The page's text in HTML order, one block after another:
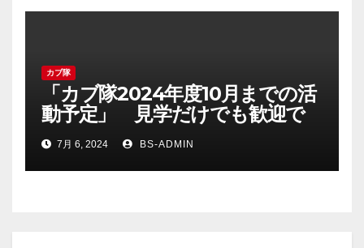
カブ隊
「カブ隊2024年度10月までの活
動予定」 見学だけでも歓迎で
す♪7月 6, 2024 BS-ADMIN